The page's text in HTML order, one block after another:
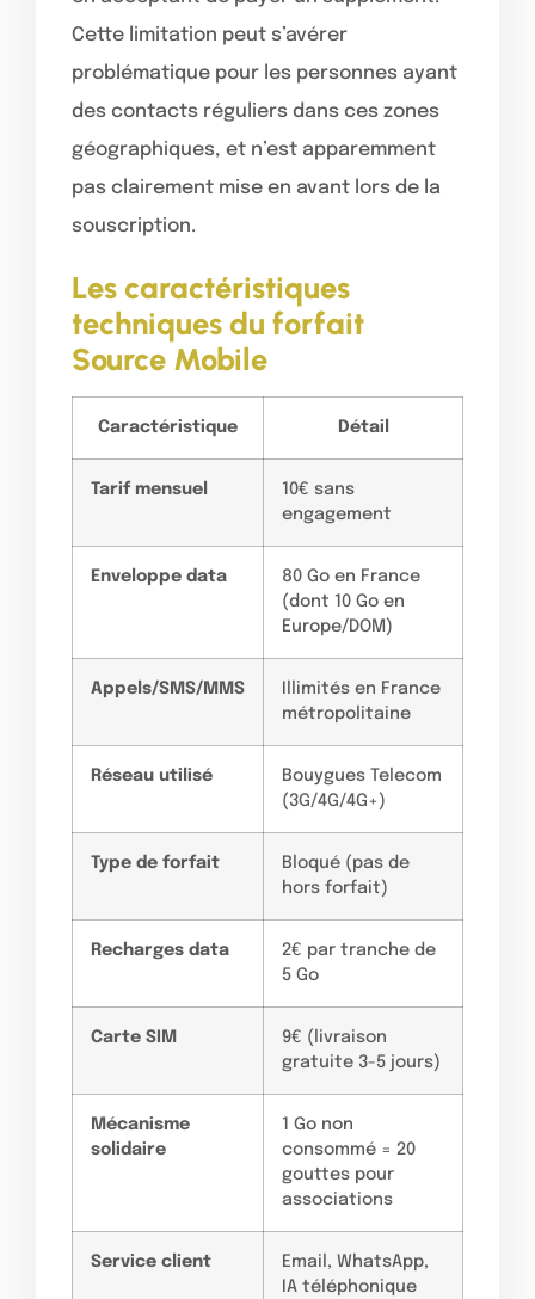
Cette limitation peut s’avérer
problématique pour les personnes ayant
des contacts réguliers dans ces zones
géographiques, et n’est apparemment
pas clairement mise en avant lors de la
souscription.
Les caractéristiques
techniques du forfait
Source Mobile
Caractéristique Détail
Tarif mensuel
10€ sans
engagement
Enveloppe data
80 Go en France
(dont 10 Go en
Europe/DOM)
Appels/SMS/MMS
Illimités en France
métropolitaine
Réseau utilisé
Bouygues Telecom
(3G/4G/4G+)
Type de forfait
Bloqué (pas de
hors forfait)
Recharges data
2€ par tranche de
5 Go
Carte SIM
9€ (livraison
gratuite 3-5 jours)
Mécanisme
solidaire
1 Go non
consommé = 20
gouttes pour
associations
Service client
Email, WhatsApp,
IA téléphonique